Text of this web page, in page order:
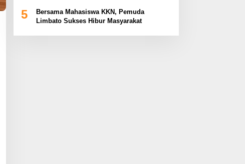
5
Bersama Mahasiswa KKN, Pemuda
Limbato Sukses Hibur Masyarakat